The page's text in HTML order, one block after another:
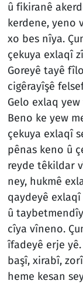
û fikiranê
kerdene, yeno
xo bes nîya.
çekuya exlaqî
Goreyê tayê
cigêrayîşê
Gelo exlaq
Beno ke yew
çekuya exlaqî
pênas keno û
reyde têkildar
ney, hukmê
qaydeyê
û
cîya vîneno.
îfadeyê erje
başî, xirabî,
heme kesan